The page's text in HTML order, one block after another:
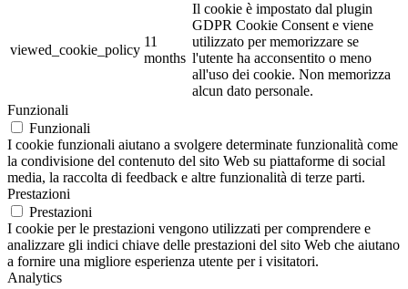
viewed_cookie_policy
11
months
Il cookie è impostato dal plugin
GDPR Cookie Consent e viene
utilizzato per memorizzare se
l'utente ha acconsentito o meno
all'uso dei cookie. Non memorizza
alcun dato personale.
Funzionali
Funzionali
I cookie funzionali aiutano a svolgere determinate funzionalità come
la condivisione del contenuto del sito Web su piattaforme di social
media, la raccolta di feedback e altre funzionalità di terze parti.
Prestazioni
Prestazioni
I cookie per le prestazioni vengono utilizzati per comprendere e
analizzare gli indici chiave delle prestazioni del sito Web che aiutano
a fornire una migliore esperienza utente per i visitatori.
Analytics